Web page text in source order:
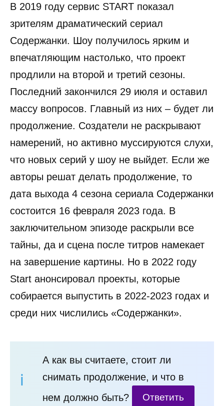
В 2019 году сервис START показал
зрителям драматический сериал
Содержанки. Шоу получилось ярким и
впечатляющим настолько, что проект
продлили на второй и третий сезоны.
Последний закончился 29 июля и оставил
массу вопросов. Главный из них – будет ли
продолжение. Создатели не раскрывают
намерений, но активно муссируются слухи,
что новых серий у шоу не выйдет. Если же
авторы решат делать продолжение, то
дата выхода 4 сезона сериала Содержанки
состоится 16 февраля 2023 года. В
заключительном эпизоде раскрыли все
тайны, да и сцена после титров намекает
на завершение картины. Но в 2022 году
Start анонсировал проекты, которые
собирается выпустить в 2022-2023 годах и
среди них числились «Содержанки».
А как вы считаете, стоит ли
снимать продолжение, и что в
нем должно быть?
Ответить